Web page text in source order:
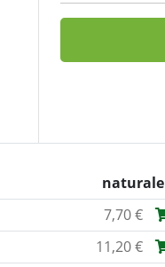
naturale
7,70 €
11,20 €